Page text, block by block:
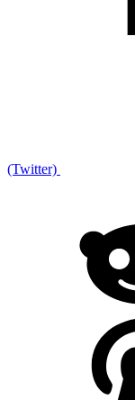
(Twitter)